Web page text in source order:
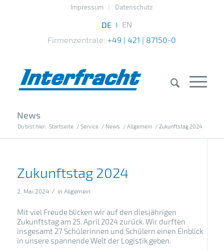
Impressum Datenschutz
Firmenzentrale: +49 | 421 | 87150-0
News
Du bist hier: Startseite / Service / News / Allgemein / Zukunftstag 2024
Zukunftstag 2024
2. Mai 2024 / in Allgemein
Mit viel Freude blicken wir auf den diesjährigen
Zukunftstag am 25. April 2024 zurück. Wir durften
insgesamt 27 Schülerinnen und Schülern einen Einblick
in unsere spannende Welt der Logistik geben.